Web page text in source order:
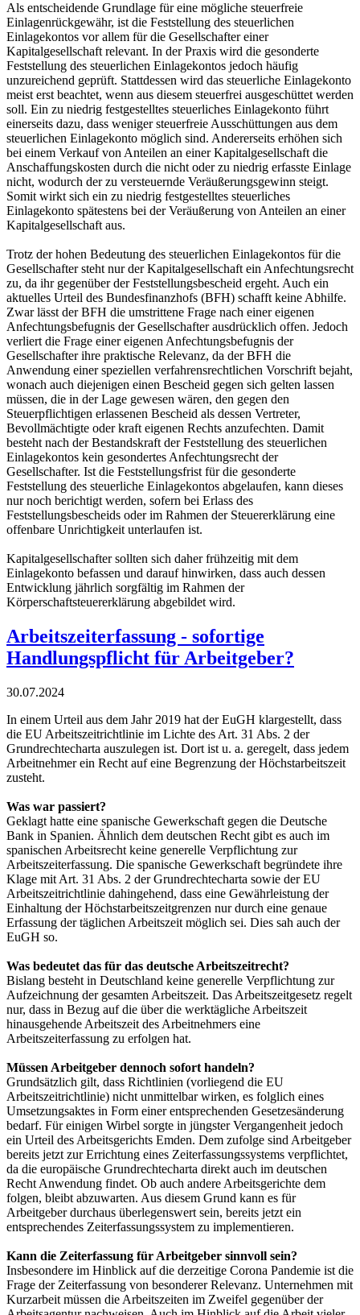
Als entscheidende Grundlage für eine mögliche steuerfreie
Einlagenrückgewähr, ist die Feststellung des steuerlichen
Einlagekontos vor allem für die Gesellschafter einer
Kapitalgesellschaft relevant. In der Praxis wird die gesonderte
Feststellung des steuerlichen Einlagekontos jedoch häufig
unzureichend geprüft. Stattdessen wird das steuerliche Einlagekonto
meist erst beachtet, wenn aus diesem steuerfrei ausgeschüttet werden
soll. Ein zu niedrig festgestelltes steuerliches Einlagekonto führt
einerseits dazu, dass weniger steuerfreie Ausschüttungen aus dem
steuerlichen Einlagekonto möglich sind. Andererseits erhöhen sich
bei einem Verkauf von Anteilen an einer Kapitalgesellschaft die
Anschaffungskosten durch die nicht oder zu niedrig erfasste Einlage
nicht, wodurch der zu versteuernde Veräußerungsgewinn steigt.
Somit wirkt sich ein zu niedrig festgestelltes steuerliches
Einlagekonto spätestens bei der Veräußerung von Anteilen an einer
Kapitalgesellschaft aus.
Trotz der hohen Bedeutung des steuerlichen Einlagekontos für die
Gesellschafter steht nur der Kapitalgesellschaft ein Anfechtungsrecht
zu, da ihr gegenüber der Feststellungsbescheid ergeht. Auch ein
aktuelles Urteil des Bundesfinanzhofs (BFH) schafft keine Abhilfe.
Zwar lässt der BFH die umstrittene Frage nach einer eigenen
Anfechtungsbefugnis der Gesellschafter ausdrücklich offen. Jedoch
verliert die Frage einer eigenen Anfechtungsbefugnis der
Gesellschafter ihre praktische Relevanz, da der BFH die
Anwendung einer speziellen verfahrensrechtlichen Vorschrift bejaht,
wonach auch diejenigen einen Bescheid gegen sich gelten lassen
müssen, die in der Lage gewesen wären, den gegen den
Steuerpflichtigen erlassenen Bescheid als dessen Vertreter,
Bevollmächtigte oder kraft eigenen Rechts anzufechten. Damit
besteht nach der Bestandskraft der Feststellung des steuerlichen
Einlagekontos kein gesondertes Anfechtungsrecht der
Gesellschafter. Ist die Feststellungsfrist für die gesonderte
Feststellung des steuerliche Einlagekontos abgelaufen, kann dieses
nur noch berichtigt werden, sofern bei Erlass des
Feststellungsbescheids oder im Rahmen der Steuererklärung eine
offenbare Unrichtigkeit unterlaufen ist.
Kapitalgesellschafter sollten sich daher frühzeitig mit dem
Einlagekonto befassen und darauf hinwirken, dass auch dessen
Entwicklung jährlich sorgfältig im Rahmen der
Körperschaftsteuererklärung abgebildet wird.
Arbeitszeiterfassung - sofortige
Handlungspflicht für Arbeitgeber?
30.07.2024
In einem Urteil aus dem Jahr 2019 hat der EuGH klargestellt, dass
die EU Arbeitszeitrichtlinie im Lichte des Art. 31 Abs. 2 der
Grundrechtecharta auszulegen ist. Dort ist u. a. geregelt, dass jedem
Arbeitnehmer ein Recht auf eine Begrenzung der Höchstarbeitszeit
zusteht.
Was war passiert?
Geklagt hatte eine spanische Gewerkschaft gegen die Deutsche
Bank in Spanien. Ähnlich dem deutschen Recht gibt es auch im
spanischen Arbeitsrecht keine generelle Verpflichtung zur
Arbeitszeiterfassung. Die spanische Gewerkschaft begründete ihre
Klage mit Art. 31 Abs. 2 der Grundrechtecharta sowie der EU
Arbeitszeitrichtlinie dahingehend, dass eine Gewährleistung der
Einhaltung der Höchstarbeitszeitgrenzen nur durch eine genaue
Erfassung der täglichen Arbeitszeit möglich sei. Dies sah auch der
EuGH so.
Was bedeutet das für das deutsche Arbeitszeitrecht?
Bislang besteht in Deutschland keine generelle Verpflichtung zur
Aufzeichnung der gesamten Arbeitszeit. Das Arbeitszeitgesetz regelt
nur, dass in Bezug auf die über die werktägliche Arbeitszeit
hinausgehende Arbeitszeit des Arbeitnehmers eine
Arbeitszeiterfassung zu erfolgen hat.
Müssen Arbeitgeber dennoch sofort handeln?
Grundsätzlich gilt, dass Richtlinien (vorliegend die EU
Arbeitszeitrichtlinie) nicht unmittelbar wirken, es folglich eines
Umsetzungsaktes in Form einer entsprechenden Gesetzesänderung
bedarf. Für einigen Wirbel sorgte in jüngster Vergangenheit jedoch
ein Urteil des Arbeitsgerichts Emden. Dem zufolge sind Arbeitgeber
bereits jetzt zur Errichtung eines Zeiterfassungssystems verpflichtet,
da die europäische Grundrechtecharta direkt auch im deutschen
Recht Anwendung findet. Ob auch andere Arbeitsgerichte dem
folgen, bleibt abzuwarten. Aus diesem Grund kann es für
Arbeitgeber durchaus überlegenswert sein, bereits jetzt ein
entsprechendes Zeiterfassungssystem zu implementieren.
Kann die Zeiterfassung für Arbeitgeber sinnvoll sein?
Insbesondere im Hinblick auf die derzeitige Corona Pandemie ist die
Frage der Zeiterfassung von besonderer Relevanz. Unternehmen mit
Kurzarbeit müssen die Arbeitszeiten im Zweifel gegenüber der